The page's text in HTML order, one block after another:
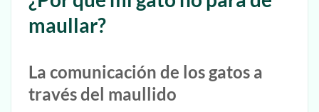
maullar?
La comunicación de los gatos a
través del maullido